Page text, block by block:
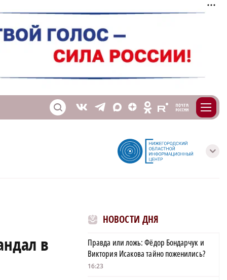
S V T X Z O E m
с
в
НОВОСТИ ДНЯ
Правда или ложь: Фёдор Бондарчук и
Виктория Исакова тайно поженились?
16:23